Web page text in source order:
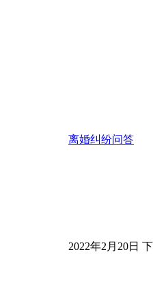
离婚纠纷问答
2022年2月20日 下